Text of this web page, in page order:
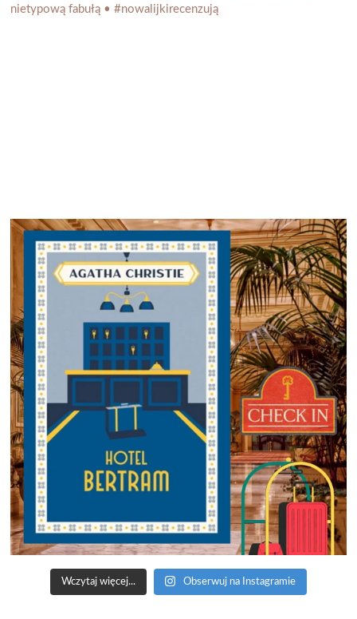
Wczytaj więcej... Obserwuj na Instagramie